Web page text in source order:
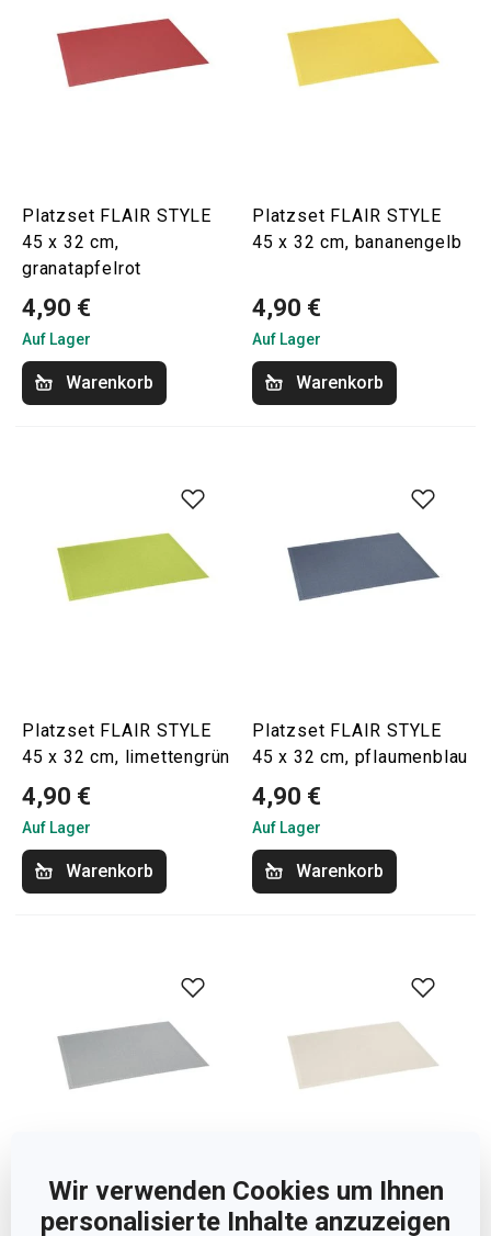
Wir verwenden Cookies um Ihnen
personalisierte Inhalte anzuzeigen
Platzset FLAIR STYLE
45 x 32 cm,
granatapfelrot
4,90 €
Auf Lager
Warenkorb
Platzset FLAIR STYLE
45 x 32 cm, bananengelb
4,90 €
Auf Lager
Warenkorb
Platzset FLAIR STYLE
45 x 32 cm, limettengrün
4,90 €
Auf Lager
Warenkorb
Platzset FLAIR STYLE
45 x 32 cm, pflaumenblau
4,90 €
Auf Lager
Warenkorb
Platzset FLAIR STYLE
Platzset FLAIR STYLE